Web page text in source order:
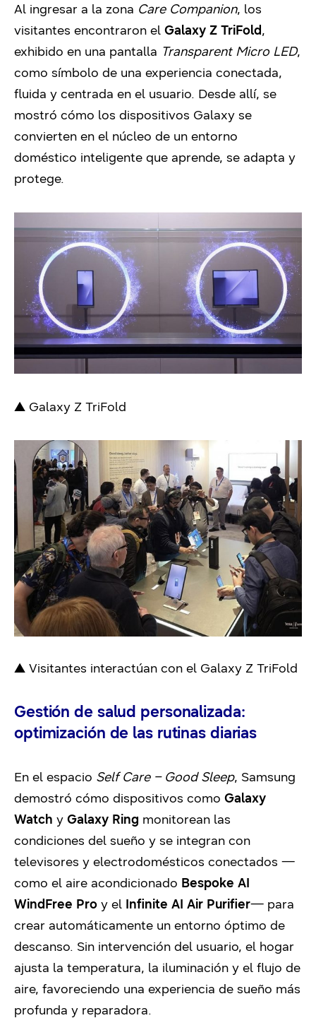
Al ingresar a la zona Care Companion, los
visitantes encontraron el Galaxy Z TriFold,
exhibido en una pantalla Transparent Micro LED,
como símbolo de una experiencia conectada,
fluida y centrada en el usuario. Desde allí, se
mostró cómo los dispositivos Galaxy se
convierten en el núcleo de un entorno
doméstico inteligente que aprende, se adapta y
protege.
▲ Galaxy Z TriFold
▲ Visitantes interactúan con el Galaxy Z TriFold
Gestión de salud personalizada:
optimización de las rutinas diarias
En el espacio Self Care – Good Sleep, Samsung
demostró cómo dispositivos como Galaxy
Watch y Galaxy Ring monitorean las
condiciones del sueño y se integran con
televisores y electrodomésticos conectados —
como el aire acondicionado Bespoke AI
WindFree Pro y el Infinite AI Air Purifier— para
crear automáticamente un entorno óptimo de
descanso. Sin intervención del usuario, el hogar
ajusta la temperatura, la iluminación y el flujo de
aire, favoreciendo una experiencia de sueño más
profunda y reparadora.